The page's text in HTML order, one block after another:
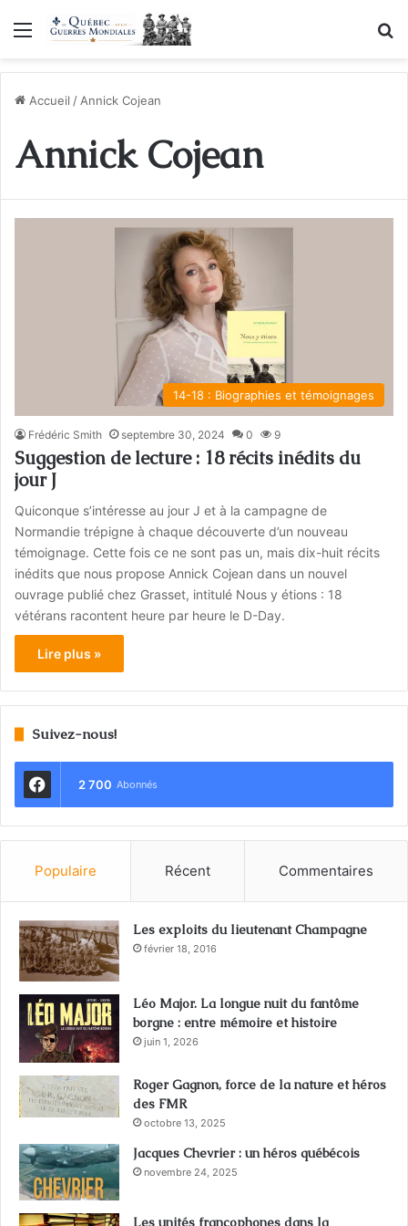
Menu
Accueil / Annick Cojean
Annick Cojean
14-18 : Biographies et témoignages
Frédéric Smith septembre 30, 2024 0 9
Suggestion de lecture : 18 récits inédits du
jour J
Quiconque s’intéresse au jour J et à la campagne de
Normandie trépigne à chaque découverte d’un nouveau
témoignage. Cette fois ce ne sont pas un, mais dix-huit récits
inédits que nous propose Annick Cojean dans un nouvel
ouvrage publié chez Grasset, intitulé Nous y étions : 18
vétérans racontent heure par heure le D-Day.
Lire plus »
Suivez-nous!
2 700 Abonnés
Populaire Récent Commentaires
Les exploits du lieutenant Champagne
février 18, 2016
Léo Major. La longue nuit du fantôme
borgne : entre mémoire et histoire
juin 1, 2026
Roger Gagnon, force de la nature et héros
des FMR
octobre 13, 2025
Jacques Chevrier : un héros québécois
novembre 24, 2025
Les unités francophones dans la